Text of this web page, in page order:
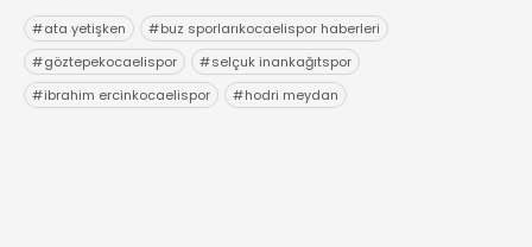
#ata yetişken #buz sporlarıkocaelispor haberleri
#göztepekocaelispor #selçuk inankağıtspor
#ibrahim ercinkocaelispor #hodri meydan